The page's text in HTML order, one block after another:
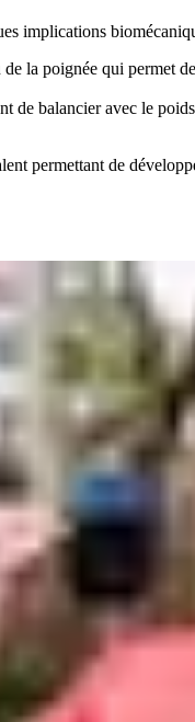
implications
la poignée qui permet
de balancier avec le
permettant de